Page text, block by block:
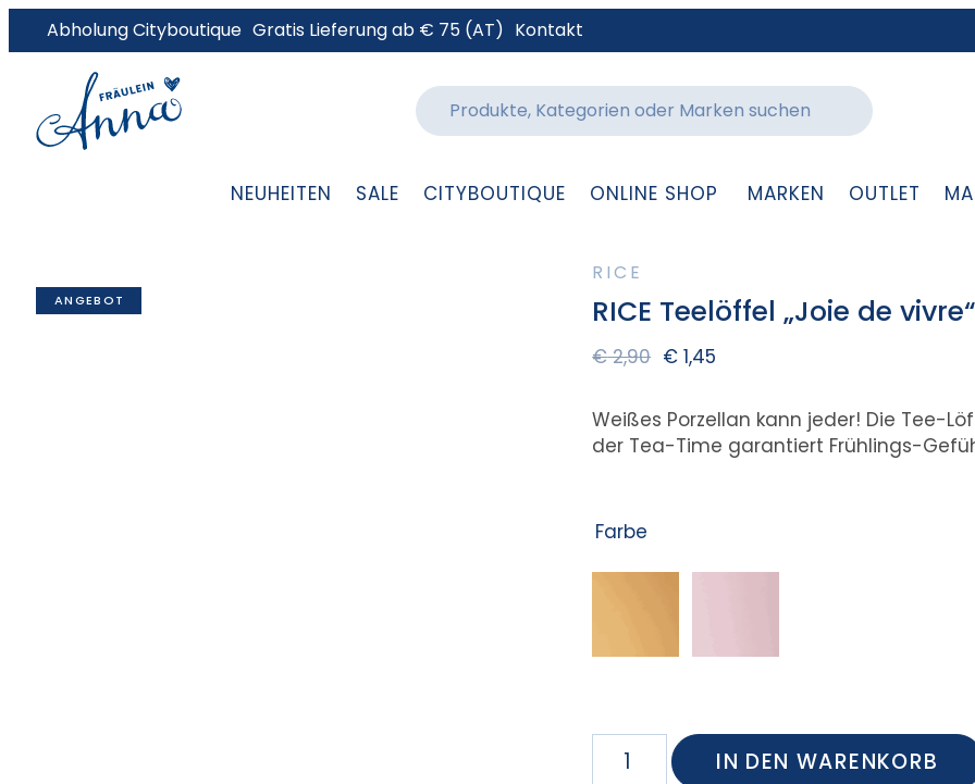
Abholung Cityboutique Gratis Lieferung ab € 75 (AT) Kontakt
NEUHEITEN SALE CITYBOUTIQUE ONLINE SHOP MARKEN OUTLET
ANGEBOT
RICE
RICE Teelöffel „Joie de
€2,90 € 1,45
Weißes Porzellan kann jeder! Die Tee-
der Tea-Time garantiert Frühlings-
Farbe
IN DEN WARENKORB